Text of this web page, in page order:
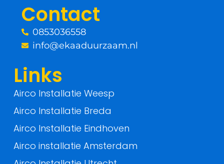
k
-
Contact
0853036558
info@ekaaduurzaam.nl
Links
Airco Installatie Weesp
Airco Installatie Breda
Airco Installatie Eindhoven
Airco installatie Amsterdam